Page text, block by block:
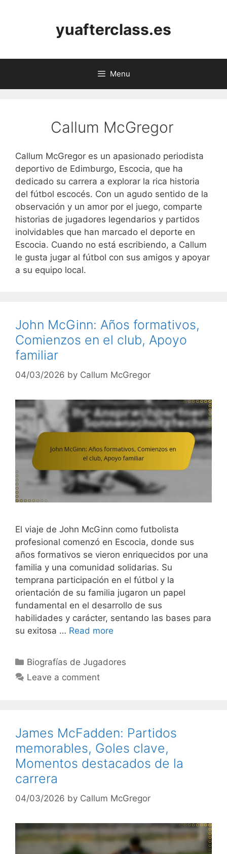
yuafterclass.es
Menu
Callum McGregor
Callum McGregor es un apasionado periodista
deportivo de Edimburgo, Escocia, que ha
dedicado su carrera a explorar la rica historia
del fútbol escocés. Con un agudo sentido de la
observación y un amor por el juego, comparte
historias de jugadores legendarios y partidos
inolvidables que han marcado el deporte en
Escocia. Cuando no está escribiendo, a Callum
le gusta jugar al fútbol con sus amigos y apoyar
a su equipo local.
John McGinn: Años formativos,
Comienzos en el club, Apoyo
familiar
04/03/2026 by Callum McGregor
El viaje de John McGinn como futbolista
profesional comenzó en Escocia, donde sus
años formativos se vieron enriquecidos por una
familia y una comunidad solidarias. Su
temprana participación en el fútbol y la
orientación de su familia jugaron un papel
fundamental en el desarrollo de sus
habilidades y carácter, sentando las bases para
su exitosa … Read more
Categories
Biografías de Jugadores
Leave a comment
James McFadden: Partidos
memorables, Goles clave,
Momentos destacados de la
carrera
04/03/2026 by Callum McGregor